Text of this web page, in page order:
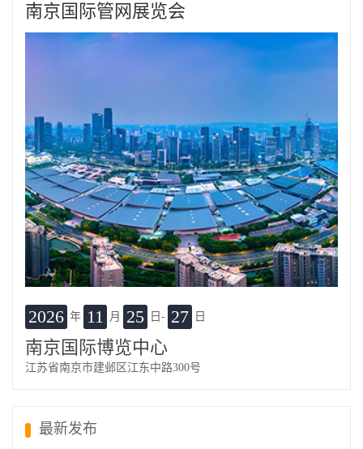
南京国际管网展览会
2026 年 11 月 25 日- 27 日
南京国际博览中心
江苏省南京市建邺区江东中路300号
最新发布